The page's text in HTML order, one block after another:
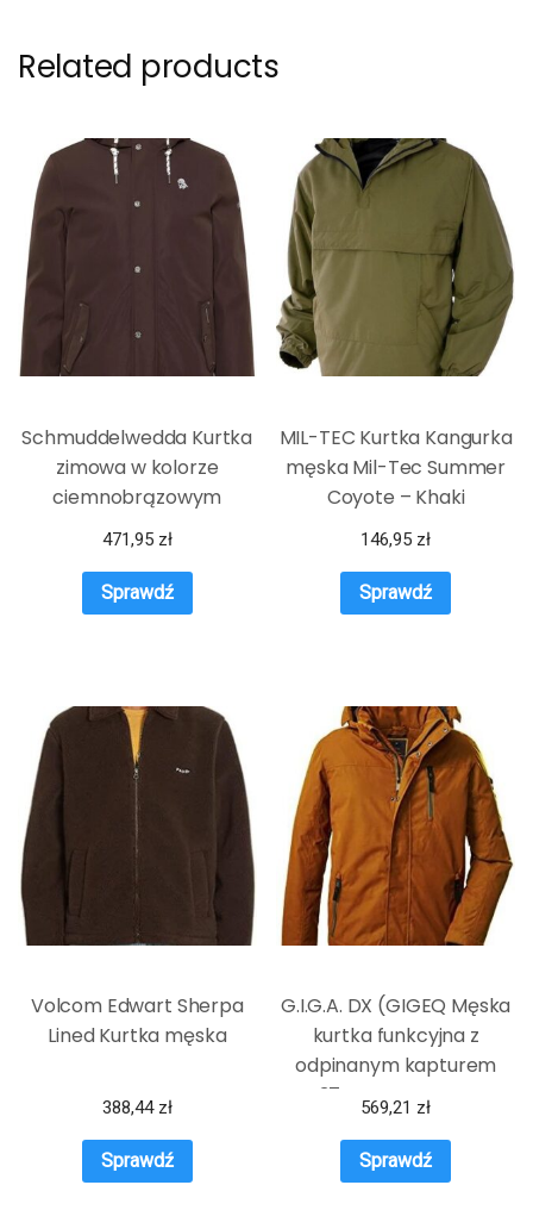
Related products
Schmuddelwedda Kurtka
zimowa w kolorze
ciemnobrązowym
471,95 zł
Sprawdź
MIL-TEC Kurtka Kangurka
męska Mil-Tec Summer
Coyote – Khaki
146,95 zł
Sprawdź
Volcom Edwart Sherpa
Lined Kurtka męska
388,44 zł
Sprawdź
G.I.G.A. DX (GIGEQ Męska
kurtka funkcyjna z
odpinanym kapturem
GW 37 MN JCKT, curry, M,
38541-000
569,21 zł
Sprawdź